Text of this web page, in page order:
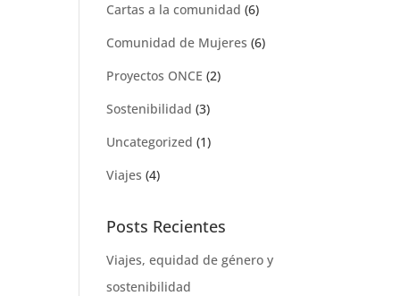
Cartas a la comunidad (6)
Comunidad de Mujeres (6)
Proyectos ONCE (2)
Sostenibilidad (3)
Uncategorized (1)
Viajes (4)
Posts Recientes
Viajes, equidad de género y
sostenibilidad